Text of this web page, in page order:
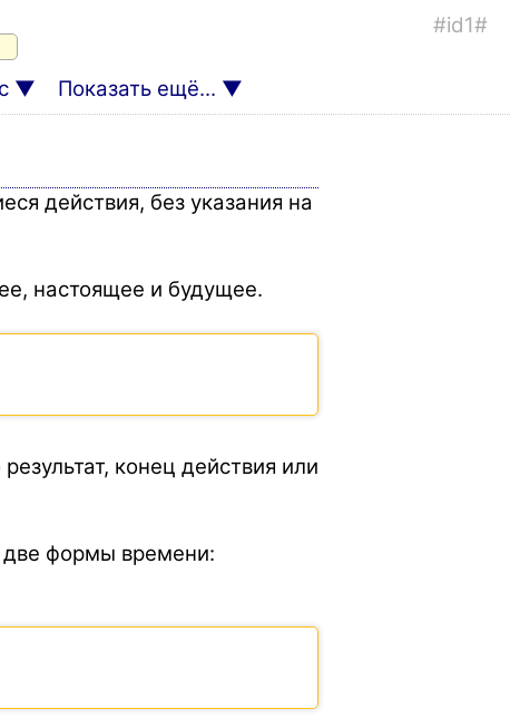
Показать ещё...
#id1#
действия, без указания на
настоящее и будущее.
конец действия или
две формы времени: